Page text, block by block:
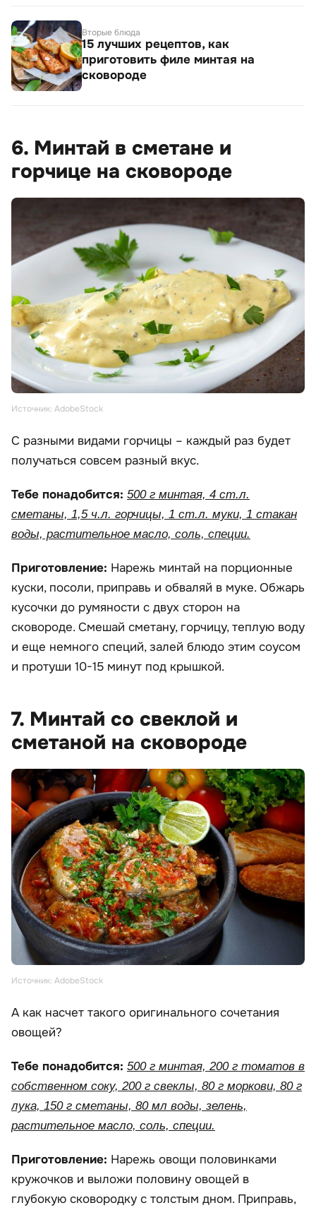
Вторые блюда
15 лучших рецептов, как
приготовить филе минтая на
сковороде
6. Минтай в сметане и
горчице на сковороде
Источник: AdobeStock
С разными видами горчицы – каждый раз будет
получаться совсем разный вкус.
Тебе понадобится: 500 г минтая, 4 ст.л.
сметаны, 1,5 ч.л. горчицы, 1 ст.л. муки, 1 стакан
воды, растительное масло, соль, специи.
Приготовление: Нарежь минтай на порционные
куски, посоли, приправь и обваляй в муке. Обжарь
кусочки до румяности с двух сторон на
сковороде. Смешай сметану, горчицу, теплую воду
и еще немного специй, залей блюдо этим соусом
и протуши 10-15 минут под крышкой.
7. Минтай со свеклой и
сметаной на сковороде
Источник: AdobeStock
А как насчет такого оригинального сочетания
овощей?
Тебе понадобится: 500 г минтая, 200 г томатов в
собственном соку, 200 г свеклы, 80 г моркови, 80 г
лука, 150 г сметаны, 80 мл воды, зелень,
растительное масло, соль, специи.
Приготовление: Нарежь овощи половинками
кружочков и выложи половину овощей в
глубокую сковородку с толстым дном. Приправь,